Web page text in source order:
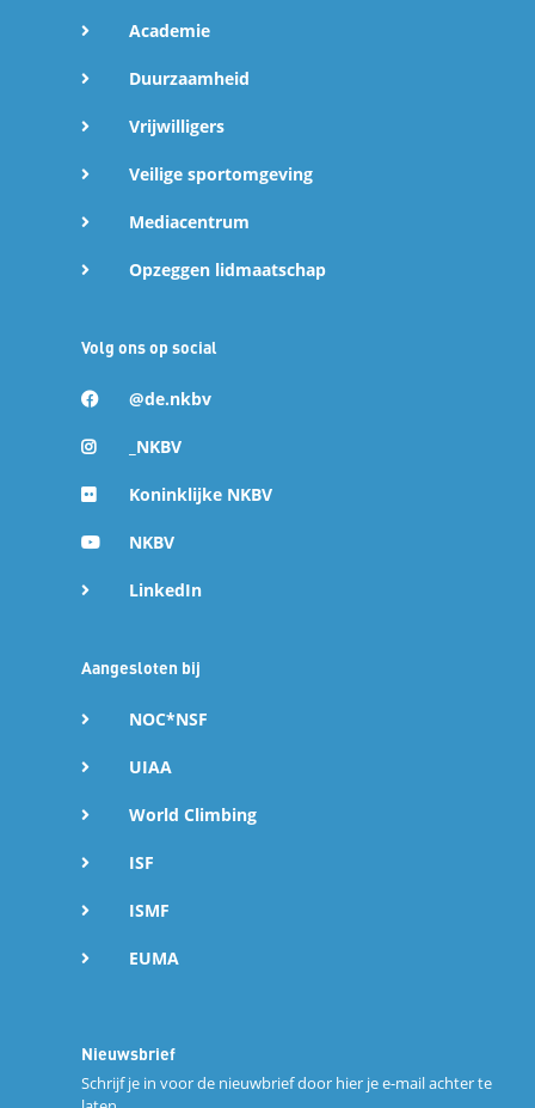
Academie
Duurzaamheid
Vrijwilligers
Veilige sportomgeving
Mediacentrum
Opzeggen lidmaatschap
Volg ons op social
@de.nkbv
_NKBV
Koninklijke NKBV
NKBV
LinkedIn
Aangesloten bij
NOC*NSF
UIAA
World Climbing
ISF
ISMF
EUMA
Nieuwsbrief
Schrijf je in voor de nieuwbrief door hier je e-mail achter te